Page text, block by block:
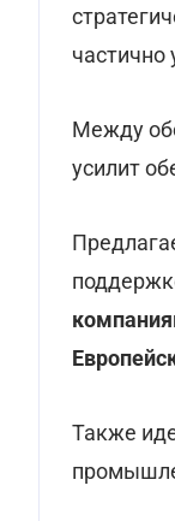
частично
Между
усилит
Также